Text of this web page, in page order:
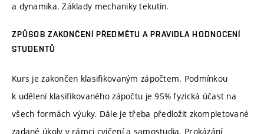
a dynamika. Základy mechaniky tekutin.
ZPŮSOB ZAKONČENÍ PŘEDMĚTU A PRAVIDLA HODNOCENÍ
STUDENTŮ
Kurs je zakončen klasifikovaným zápočtem. Podmínkou
k udělení klasifikovaného zápočtu je 95% fyzická účast na
všech formách výuky. Dále je třeba předložit zkompletované
zadané úkoly v rámci cvičení a samostudia. Prokázání